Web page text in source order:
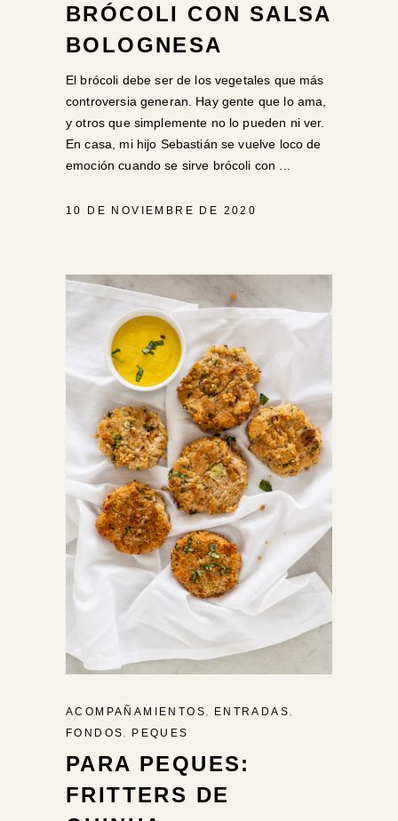
BRÓCOLI CON SALSA
BOLOGNESA
El brócoli debe ser de los vegetales que más
controversia generan. Hay gente que lo ama,
y otros que simplemente no lo pueden ni ver.
En casa, mi hijo Sebastián se vuelve loco de
emoción cuando se sirve brócoli con
10 DE NOVIEMBRE DE 2020
ACOMPAÑAMIENTOS ENTRADAS
FONDOS PEQUES
PARA PEQUES:
FRITTERS DE